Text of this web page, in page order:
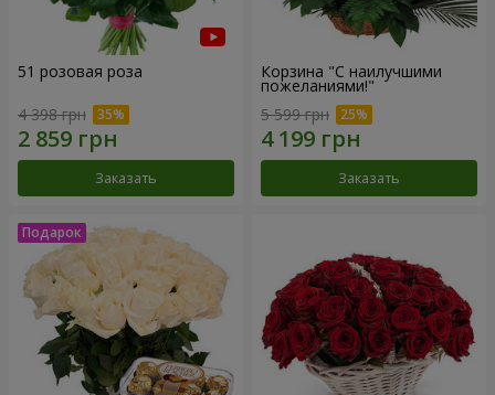
51 розовая роза
4 398 грн
Заказать
Корзина "С наилучшими
пожеланиями!"
5 599 грн
Заказать